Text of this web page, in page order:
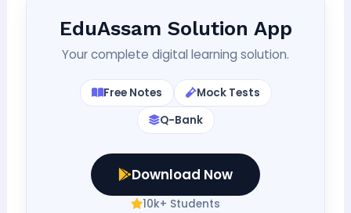
EduAssam Solution App
Your complete digital learning solution.
Free Notes
Mock Tests
Q-Bank
Download Now
10k+ Students